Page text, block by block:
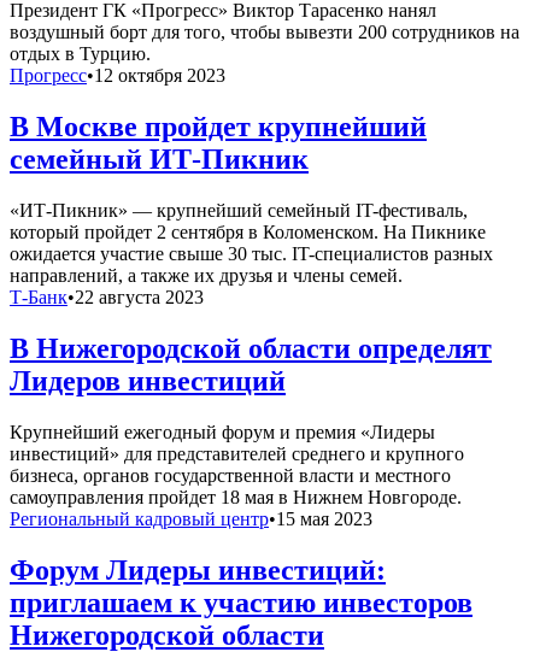
Президент ГК «Прогресс» Виктор Тарасенко нанял
воздушный борт для того, чтобы вывезти 200 сотрудников на
отдых в Турцию.
Прогресс•12 октября 2023
В Москве пройдет крупнейший
семейный ИТ-Пикник
«ИТ-Пикник» — крупнейший семейный IT-фестиваль,
который пройдет 2 сентября в Коломенском. На Пикнике
ожидается участие свыше 30 тыс. IT-специалистов разных
направлений, а также их друзья и члены семей.
Т-Банк•22 августа 2023
В Нижегородской области определят
Лидеров инвестиций
Крупнейший ежегодный форум и премия «Лидеры
инвестиций» для представителей среднего и крупного
бизнеса, органов государственной власти и местного
самоуправления пройдет 18 мая в Нижнем Новгороде.
Региональный кадровый центр•15 мая 2023
Форум Лидеры инвестиций:
приглашаем к участию инвесторов
Нижегородской области